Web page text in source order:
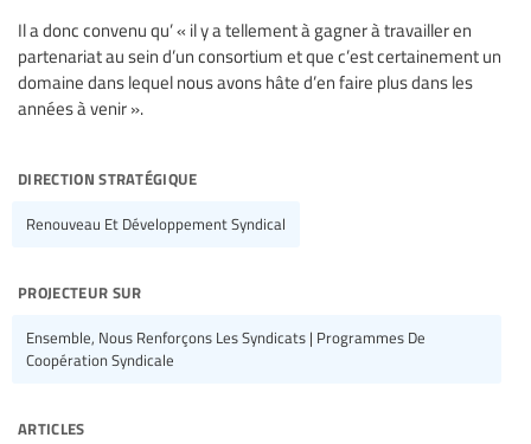
Il a donc convenu qu’ « il y a tellement à gagner à travailler en
partenariat au sein d’un consortium et que c’est certainement un
domaine dans lequel nous avons hâte d’en faire plus dans les
années à venir ».
direction stratégique
Renouveau Et Développement Syndical
projecteur sur
Ensemble, Nous Renforçons Les Syndicats | Programmes De
Coopération Syndicale
articles